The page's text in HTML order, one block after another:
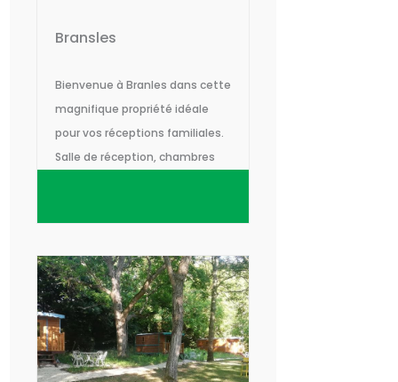
Bransles
Bienvenue à Branles dans cette
magnifique propriété idéale
pour vos réceptions familiales.
Salle de réception, chambres
au sud de Fontainebleau.